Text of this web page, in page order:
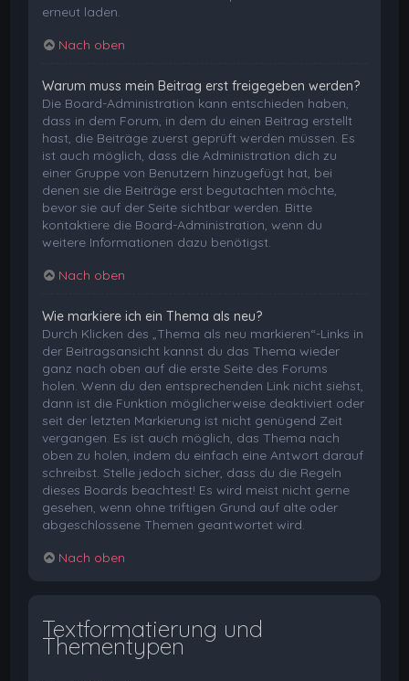
erneut laden.
Nach oben
Warum muss mein Beitrag erst freigegeben werden?
Die Board-Administration kann entschieden haben,
dass in dem Forum, in dem du einen Beitrag erstellt
hast, die Beiträge zuerst geprüft werden müssen. Es
ist auch möglich, dass die Administration dich zu
einer Gruppe von Benutzern hinzugefügt hat, bei
denen sie die Beiträge erst begutachten möchte,
bevor sie auf der Seite sichtbar werden. Bitte
kontaktiere die Board-Administration, wenn du
weitere Informationen dazu benötigst.
Nach oben
Wie markiere ich ein Thema als neu?
Durch Klicken des „Thema als neu markieren“-Links in
der Beitragsansicht kannst du das Thema wieder
ganz nach oben auf die erste Seite des Forums
holen. Wenn du den entsprechenden Link nicht siehst,
dann ist die Funktion möglicherweise deaktiviert oder
seit der letzten Markierung ist nicht genügend Zeit
vergangen. Es ist auch möglich, das Thema nach
oben zu holen, indem du einfach eine Antwort darauf
schreibst. Stelle jedoch sicher, dass du die Regeln
dieses Boards beachtest! Es wird meist nicht gerne
gesehen, wenn ohne triftigen Grund auf alte oder
abgeschlossene Themen geantwortet wird.
Nach oben
Textformatierung und
Thementypen